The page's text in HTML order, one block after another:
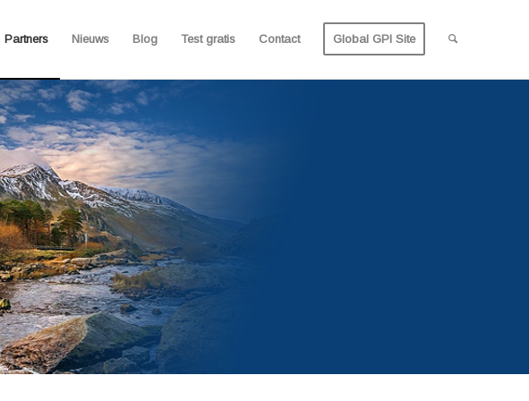
Partners Nieuws Blog Test gratis Contact Global GPI Site